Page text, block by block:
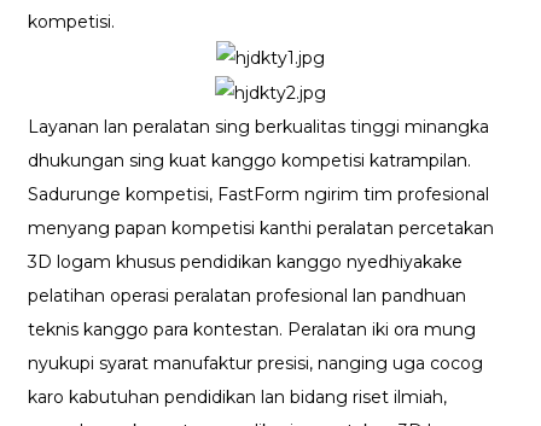
kompetisi.
Layanan lan peralatan sing berkualitas tinggi minangka
dhukungan sing kuat kanggo kompetisi katrampilan.
Sadurunge kompetisi, FastForm ngirim tim profesional
menyang papan kompetisi kanthi peralatan percetakan
3D logam khusus pendidikan kanggo nyedhiyakake
pelatihan operasi peralatan profesional lan pandhuan
teknis kanggo para kontestan. Peralatan iki ora mung
nyukupi syarat manufaktur presisi, nanging uga cocog
karo kabutuhan pendidikan lan bidang riset ilmiah,